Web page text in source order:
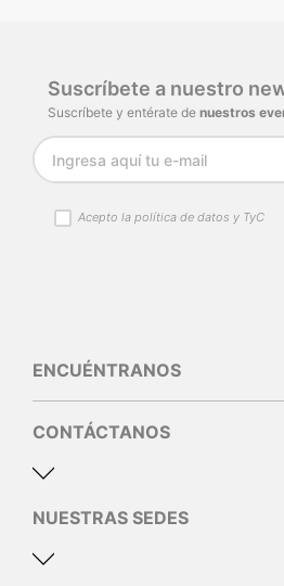
Suscríbete a nuestro
Suscríbete y entérate de nuestros
Acepto la política de datos y TyC
ENCUÉNTRANOS
CONTÁCTANOS
Dirección y teléfono
Calle 10 N°30 - 310 Medellín
NUESTRAS SEDES